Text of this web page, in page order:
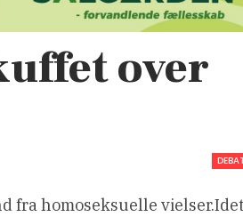
over
fra homoseksuelle